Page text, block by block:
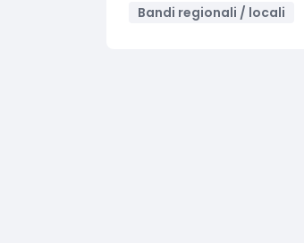
Bandi regionali / locali